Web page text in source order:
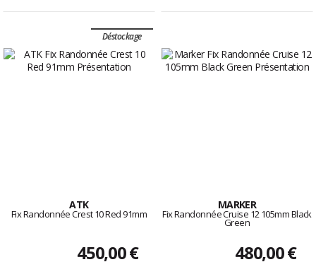
Déstockage
ATK
Fix Randonnée Crest 10 Red 91mm
450,00 €
MARKER
Fix Randonnée Cruise 12 105mm Black
Green
480,00 €